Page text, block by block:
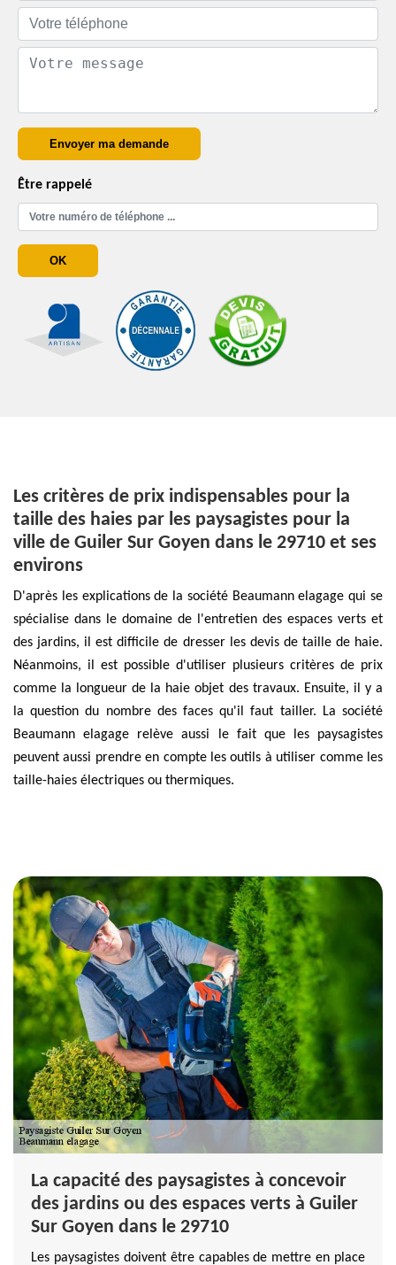
Être rappelé
Les critères de prix indispensables pour la
taille des haies par les paysagistes pour la
ville de Guiler Sur Goyen dans le 29710 et ses
environs
D'après les explications de la société Beaumann elagage qui se
spécialise dans le domaine de l'entretien des espaces verts et
des jardins, il est difficile de dresser les devis de taille de haie.
Néanmoins, il est possible d'utiliser plusieurs critères de prix
comme la longueur de la haie objet des travaux. Ensuite, il y a
la question du nombre des faces qu'il faut tailler. La société
Beaumann elagage relève aussi le fait que les paysagistes
peuvent aussi prendre en compte les outils à utiliser comme les
taille-haies électriques ou thermiques.
La capacité des paysagistes à concevoir
des jardins ou des espaces verts à Guiler
Sur Goyen dans le 29710
Les paysagistes doivent être capables de mettre en place